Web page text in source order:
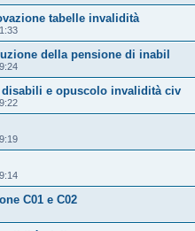
tabelle invalidità
della pensione di inabil
e opuscolo invalidità civ
C01 e C02